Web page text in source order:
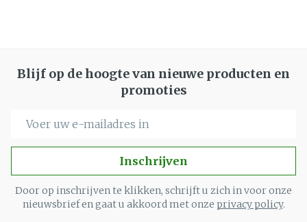
Blijf op de hoogte van nieuwe producten en
promoties
Inschrijven
Door op inschrijven te klikken, schrijft u zich in voor onze
nieuwsbrief en gaat u akkoord met onze privacy policy.